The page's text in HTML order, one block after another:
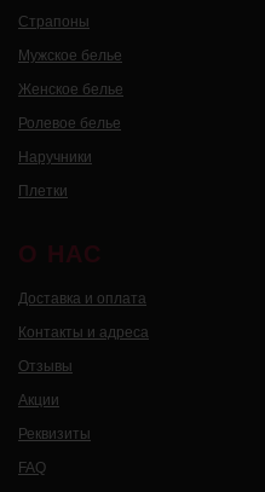
Страпоны
Мужское белье
Женское белье
Ролевое белье
Наручники
Плетки
О НАС
Доставка и оплата
Контакты и адреса
Отзывы
Акции
Реквизиты
FAQ